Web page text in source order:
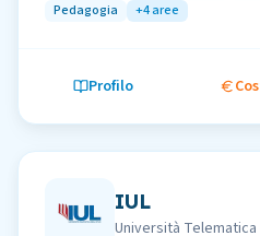
Pedagogia
+4aree
Profilo
IUL
Università Telematica